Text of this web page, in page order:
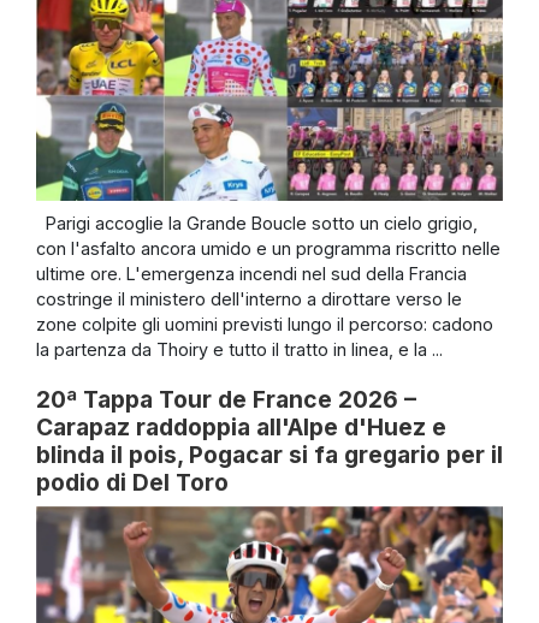
Parigi accoglie la Grande Boucle sotto un cielo grigio,
con l'asfalto ancora umido e un programma riscritto nelle
ultime ore. L'emergenza incendi nel sud della Francia
costringe il ministero dell'interno a dirottare verso le
zone colpite gli uomini previsti lungo il percorso: cadono
la partenza da Thoiry e tutto il tratto in linea, e la ...
20ª Tappa Tour de France 2026 –
Carapaz raddoppia all'Alpe d'Huez e
blinda il pois, Pogacar si fa gregario per il
podio di Del Toro